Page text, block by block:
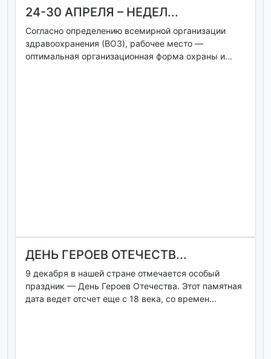
24-30 АПРЕЛЯ – НЕДЕЛ...
Согласно определению всемирной организации
здравоохранения (ВОЗ), рабочее место —
оптимальная организационная форма охраны и...
ДЕНЬ ГЕРОЕВ ОТЕЧЕСТВ...
9 декабря в нашей стране отмечается особый
праздник — День Героев Отечества. Этот памятная
дата ведет отсчет еще с 18 века, со времен...